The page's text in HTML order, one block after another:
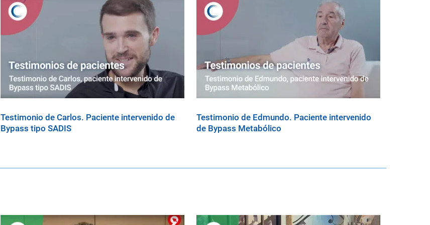
Testimonio de Carlos. Paciente intervenido de
Bypass tipo SADIS
Testimonio de Edmundo. Paciente intervenido
de Bypass Metabólico